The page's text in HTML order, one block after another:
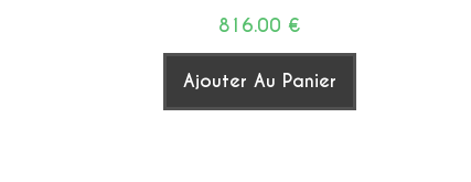
816.00 €
Ajouter Au Panier